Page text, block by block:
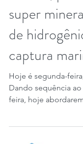
Olivina,
super
de
captura
Hoje é segunda-